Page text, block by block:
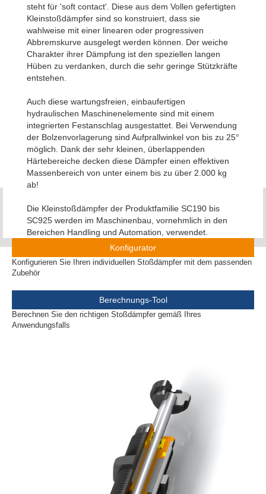
steht für 'soft contact'. Diese aus dem Vollen gefertigten
Kleinstoßdämpfer sind so konstruiert, dass sie
wahlweise mit einer linearen oder progressiven
Abbremskurve ausgelegt werden können. Der weiche
Charakter ihrer Dämpfung ist den speziellen langen
Hüben zu verdanken, durch die sehr geringe Stützkräfte
entstehen.
Auch diese wartungsfreien, einbaufertigen
hydraulischen Maschinenelemente sind mit einem
integrierten Festanschlag ausgestattet. Bei Verwendung
der Bolzenvorlagerung sind Aufprallwinkel von bis zu 25°
möglich. Dank der sehr kleinen, überlappenden
Härtebereiche decken diese Dämpfer einen effektiven
Massenbereich von unter einem bis zu über 2.000 kg
ab!
Die Kleinstoßdämpfer der Produktfamilie SC190 bis
SC925 werden im Maschinenbau, vornehmlich in den
Bereichen Handling und Automation, verwendet.
Konfigurator
Konfigurieren Sie Ihren individuellen Stoßdämpfer mit dem passenden
Zubehör
Berechnungs-Tool
Berechnen Sie den richtigen Stoßdämpfer gemäß Ihres
Anwendungsfalls